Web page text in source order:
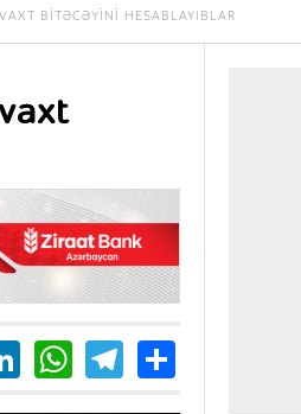
BITƏCƏYINI HESABLAYIBLAR
LinkedIn
WhatsApp
Telegram
Share